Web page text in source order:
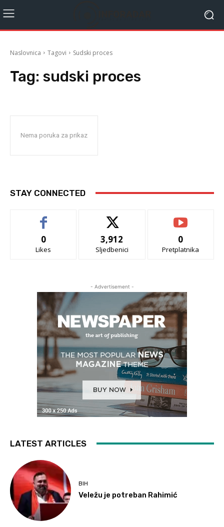
Naslovnica Tagovi Sudski proces
Tag: sudski proces
Nema poruka za prikaz
STAY CONNECTED
0
Likes
3,912
Sljedbenici
0
Pretplatnika
- Advertisement -
LATEST ARTICLES
BIH
Veležu je potreban Rahimić